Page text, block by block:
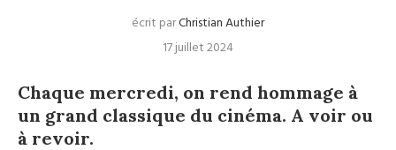
écrit parChristian Authier
17 juillet 2024
Chaque mercredi, on rend hommage à
un grand classique du cinéma. A voir ou
à revoir.